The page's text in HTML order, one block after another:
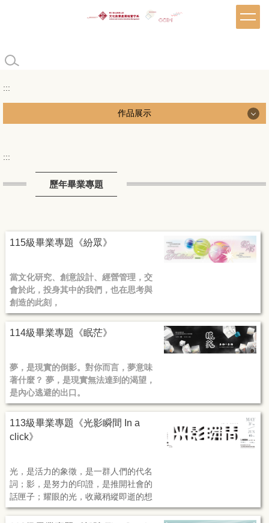
內
:::
作品展示
歷年畢業專題
:::
歷年畢業專題
115級畢業專題《紛眾》
當文化研究、創意設計、經營管理，交
會於此，投身其中的我們，也在思考與
創造的此刻，
孕育出屬於自己的繽紛—我們也成為了
「紛眾」。
114級畢業專題《眠茫》
夢，是現實的倒影。對你而言，夢意味
著什麼？ 夢，是現實無法達到的渴望，
是內心逃避的出口。
我們把壓抑的念頭編織成一幕幕虛幻的
劇情，在夢中尋找慰藉。 現在，正是讓
夢想成真的時刻。現在，和我們一起
113級畢業專題《光影瞬間 In a
click》
光，是活力的象徵，是一群人們的代名
詞；影，是努力的印證，是推開社會的
話匣子；耀眼的光，收藏稍縱即逝的想
法，留意片刻之間的日常；